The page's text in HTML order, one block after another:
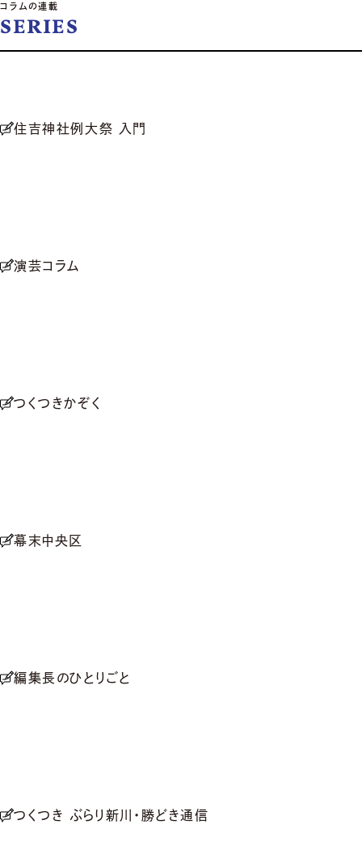
コラムの連載
SERIES
住吉神社例大祭 入門
演芸コラム
つくつきかぞく
幕末中央区
編集長のひとりごと
つくつき ぶらり新川・勝どき通信